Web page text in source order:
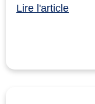
Lire l'article